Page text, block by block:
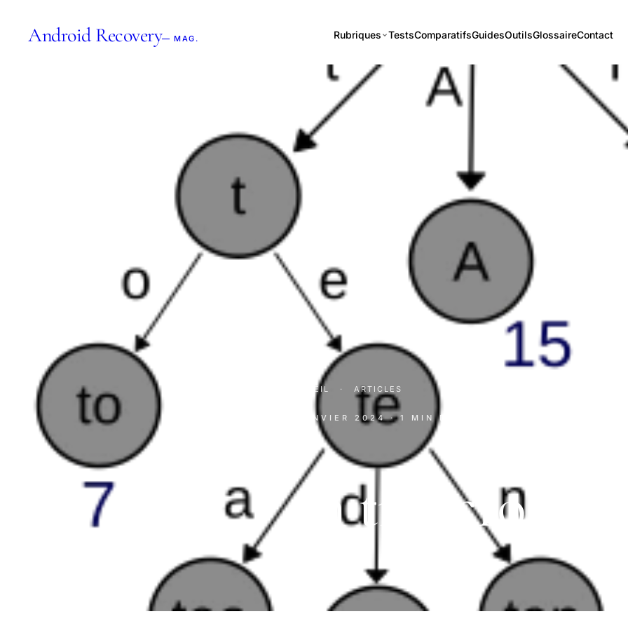
Android Recovery— MAG. Rubriques TestsComparatifsGuidesOutilsGlossaireContact
ACCUEIL · ARTICLES
1 JANVIER 2024 · 1 MIN DE LECTURE
on trie